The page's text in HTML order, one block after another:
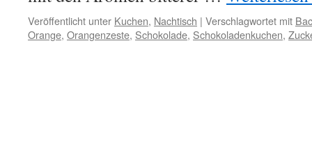
Veröffentlicht unter Kuchen, Nachtisch | Verschlagwortet mit
Orange, Orangenzeste, Schokolade, Schokoladenkuchen,